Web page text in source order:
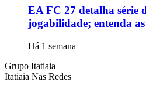
EA FC 27 detalha série
jogabilidade; entenda
Há 1 semana
Grupo Itatiaia
Itatiaia Nas Redes